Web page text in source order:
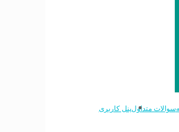
سوالات متداولپنل کاربری